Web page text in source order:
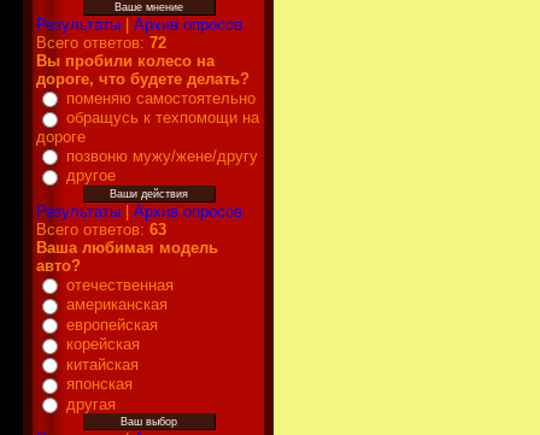
Результаты| Архив опросов
Всего ответов: 72
Вы пробили колесо на
дороге, что будете делать?
поменяю самостоятельно
обращусь к техпомощи на
дороге
позвоню мужу/жене/другу
другое
Результаты| Архив опросов
Всего ответов: 63
Ваша любимая модель
авто?
отечественная
американская
европейская
корейская
китайская
японская
другая